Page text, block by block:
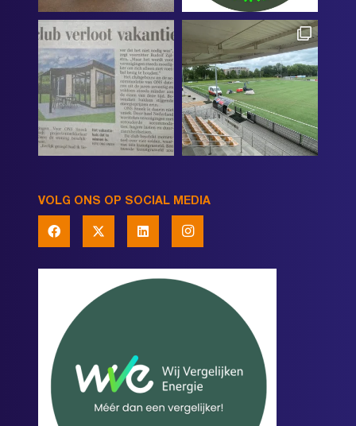
VOLG ONS OP SOCIAL MEDIA